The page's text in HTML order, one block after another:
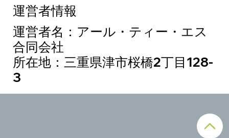
運営者情報
運営者名：アール・ティー・エス
合同会社
所在地：三重県津市桜橋2丁目128-
3